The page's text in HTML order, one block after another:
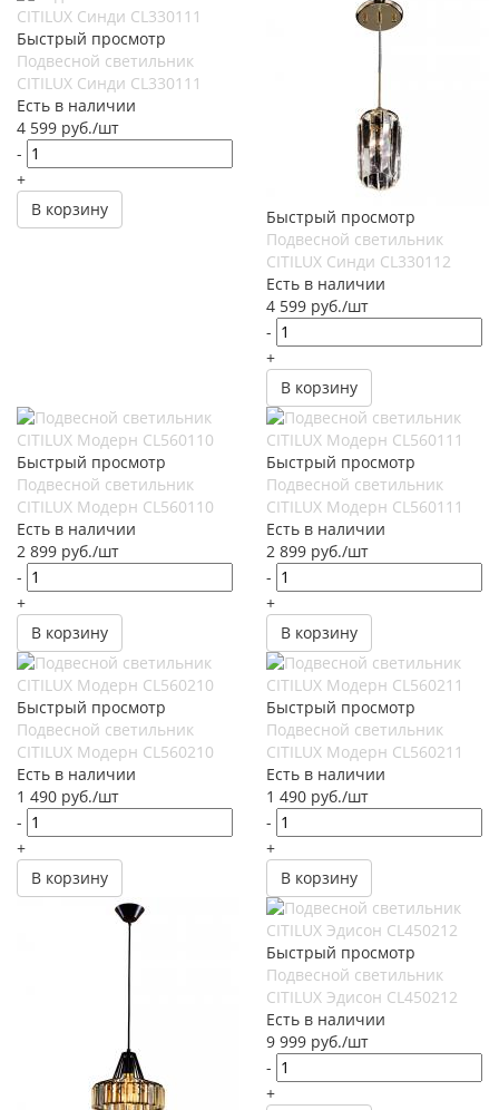
Быстрый просмотр
Подвесной светильник
CITILUX Синди CL330111
Есть в наличии
4 599 руб./шт
-
+
В корзину
Быстрый просмотр
Подвесной светильник
CITILUX Синди CL330112
Есть в наличии
4 599 руб./шт
-
+
В корзину
Быстрый просмотр
Подвесной светильник
CITILUX Модерн CL560110
Есть в наличии
2 899 руб./шт
-
+
В корзину
Быстрый просмотр
Подвесной светильник
CITILUX Модерн CL560111
Есть в наличии
2 899 руб./шт
-
+
В корзину
Быстрый просмотр
Подвесной светильник
CITILUX Модерн CL560210
Есть в наличии
1 490 руб./шт
-
+
В корзину
Быстрый просмотр
Подвесной светильник
CITILUX Модерн CL560211
Есть в наличии
1 490 руб./шт
-
+
В корзину
Быстрый просмотр
Подвесной светильник
CITILUX Эдисон CL450212
Есть в наличии
9 999 руб./шт
-
+